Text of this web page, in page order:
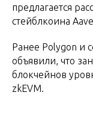
предлагается
стейблкоина
Ранее Polygon и
объявили, что
блокчейнов
zkEVM.